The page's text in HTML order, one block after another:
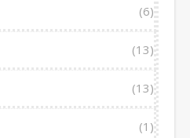
(6)
(13)
(13)
(1)